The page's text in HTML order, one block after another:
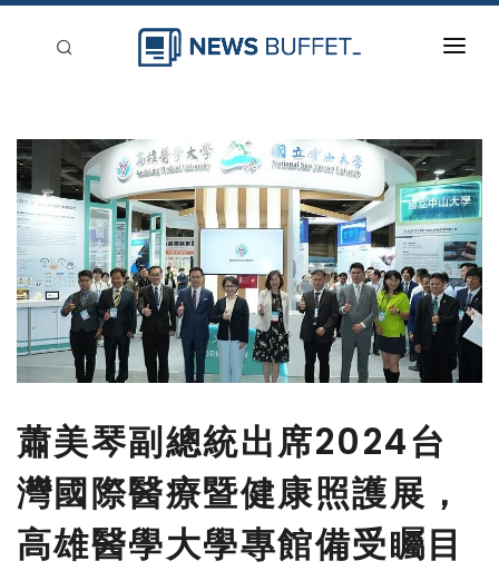
新聞稿分類
登入
刊登
蕭美琴副總統出席2024台
灣國際醫療暨健康照護展，
高雄醫學大學專館備受矚目